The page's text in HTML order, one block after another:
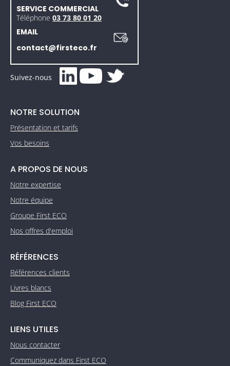
SERVICE COMMERCIAL
Téléphone 03 73 80 01 20
EMAIL
contact@firsteco.fr
Suivez-nous
NOTRE SOLUTION
Présentation et tarifs
Vos besoins
A PROPOS DE NOUS
Notre expertise
Notre équipe
Groupe First ECO
Nos offres d'emploi
RÉFÉRENCES
Références clients
Livres blancs
Blog First ECO
LIENS UTILES
Nous contacter
Communiquez dans First ECO